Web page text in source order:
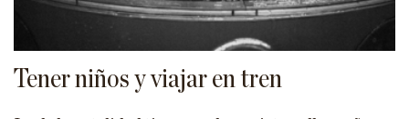
Tener niños y viajar en tren